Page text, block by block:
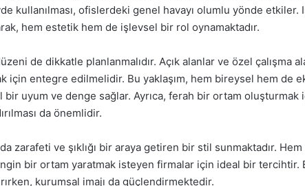
kullanılması, ofislerdeki genel havayı olumlu yönde etkiler.
hem estetik hem de işlevsel bir rol oynamaktadır.
de dikkatle planlanmalıdır. Açık alanlar ve özel çalışma
için entegre edilmelidir. Bu yaklaşım, hem bireysel hem de
bir uyum ve denge sağlar. Ayrıca, ferah bir ortam oluşturmak
da önemlidir.
zarafeti ve şıklığı bir araya getiren bir stil sunmaktadır.
bir ortam yaratmak isteyen firmalar için ideal bir tercihtir.
kurumsal imajı da güçlendirmektedir.